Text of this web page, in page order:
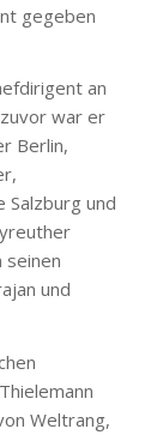
gegeben
an
war er
Berlin,
und
seinen
und
Weltrang,